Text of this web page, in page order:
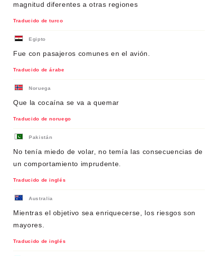
magnitud diferentes a otras regiones
Traducido de turco
Egipto
Fue con pasajeros comunes en el avión.
Traducido de árabe
Noruega
Que la cocaína se va a quemar
Traducido de noruego
Pakistán
No tenía miedo de volar, no temía las consecuencias de
un comportamiento imprudente.
Traducido de inglés
Australia
Mientras el objetivo sea enriquecerse, los riesgos son
mayores.
Traducido de inglés